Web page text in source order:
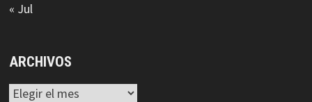
« Jul
ARCHIVOS
Archivos